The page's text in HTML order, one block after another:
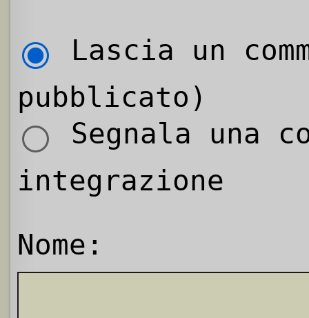
Lascia un
pubblicato)
Segnala una
integrazione
Nome: